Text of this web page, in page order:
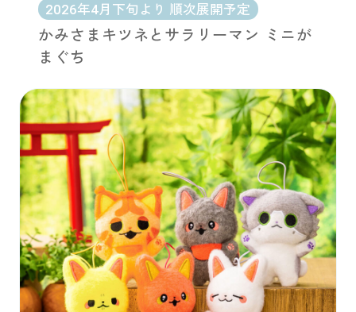
2026年4月下旬より 順次展開予定
かみさまキツネとサラリーマン ミニが
まぐち